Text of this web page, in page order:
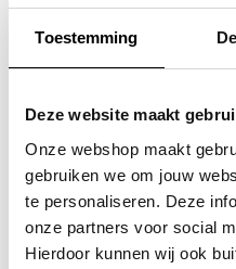
Toestemming
Deze website maakt
Onze webshop maakt
gebruiken we om jouw
te personaliseren. Deze
onze partners voor social
Hierdoor kunnen wij ook
De aangegeven prijs is incl.
Garantie:
Niet goed, geld terug